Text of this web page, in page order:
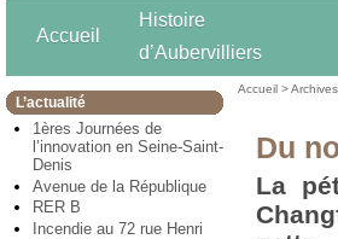
Accueil
Histoire
d’Aubervilliers
L’actualité
1ères Journées de
l’innovation en Seine-Saint-
Denis
Avenue de la République
RER B
Incendie au 72 rue Henri
Accueil >
Du
La